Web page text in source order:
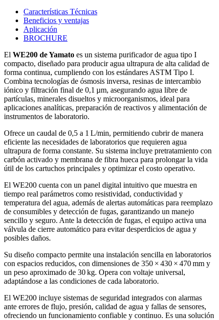
Características Técnicas
Beneficios y ventajas
Aplicación
BROCHURE
El WE200 de Yamato es un sistema purificador de agua tipo I
compacto, diseñado para producir agua ultrapura de alta calidad de
forma continua, cumpliendo con los estándares ASTM Tipo I.
Combina tecnologías de ósmosis inversa, resinas de intercambio
iónico y filtración final de 0,1 µm, asegurando agua libre de
partículas, minerales disueltos y microorganismos, ideal para
aplicaciones analíticas, preparación de reactivos y alimentación de
instrumentos de laboratorio.
Ofrece un caudal de 0,5 a 1 L/min, permitiendo cubrir de manera
eficiente las necesidades de laboratorios que requieren agua
ultrapura de forma constante. Su sistema incluye pretratamiento con
carbón activado y membrana de fibra hueca para prolongar la vida
útil de los cartuchos principales y optimizar el costo operativo.
El WE200 cuenta con un panel digital intuitivo que muestra en
tiempo real parámetros como resistividad, conductividad y
temperatura del agua, además de alertas automáticas para reemplazo
de consumibles y detección de fugas, garantizando un manejo
sencillo y seguro. Ante la detección de fugas, el equipo activa una
válvula de cierre automático para evitar desperdicios de agua y
posibles daños.
Su diseño compacto permite una instalación sencilla en laboratorios
con espacios reducidos, con dimensiones de 350 × 430 × 470 mm y
un peso aproximado de 30 kg. Opera con voltaje universal,
adaptándose a las condiciones de cada laboratorio.
El WE200 incluye sistemas de seguridad integrados con alarmas
ante errores de flujo, presión, calidad de agua y fallas de sensores,
ofreciendo un funcionamiento confiable y continuo. Es una solución